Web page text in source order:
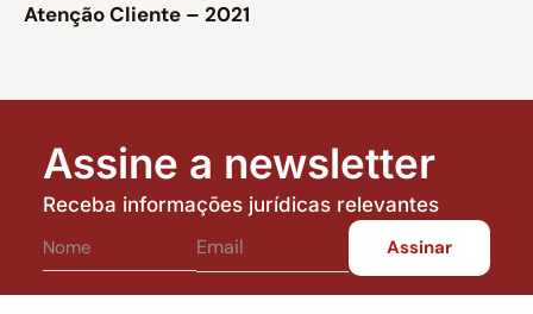
Atenção Cliente – 2021
Assine a newsletter
Receba informações jurídicas relevantes